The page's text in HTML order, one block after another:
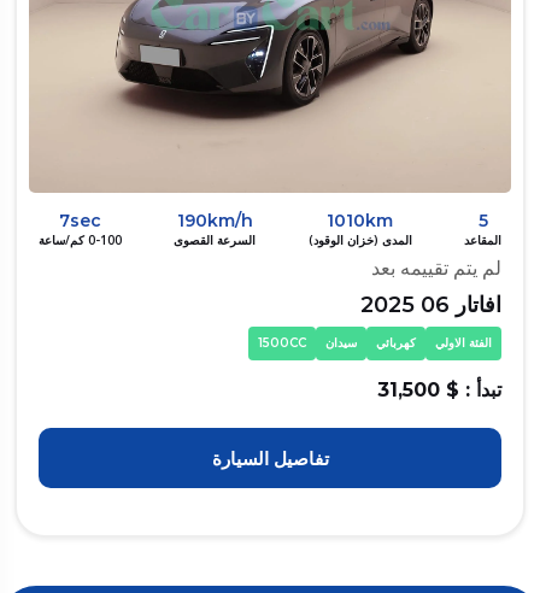
5
المقاعد
1010km
المدى (خزان الوقود)
190km/h
السرعة القصوى
7sec
0-100 كم/ساعة
لم يتم تقييمه بعد
افاتار 06 2025
الفئة الاولي كهربائي سيدان 1500CC
تبدأ : $ 31,500
تفاصيل السيارة